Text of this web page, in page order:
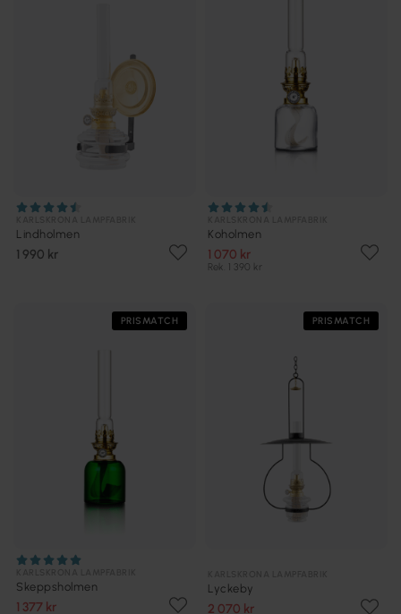
Lindholmen
1 990 kr
Koholmen
1 070 kr
Rek. 1 390 kr
PRISMATCH
Skeppsholmen
1 377 kr
PRISMATCH
Lyckeby
2 070 kr